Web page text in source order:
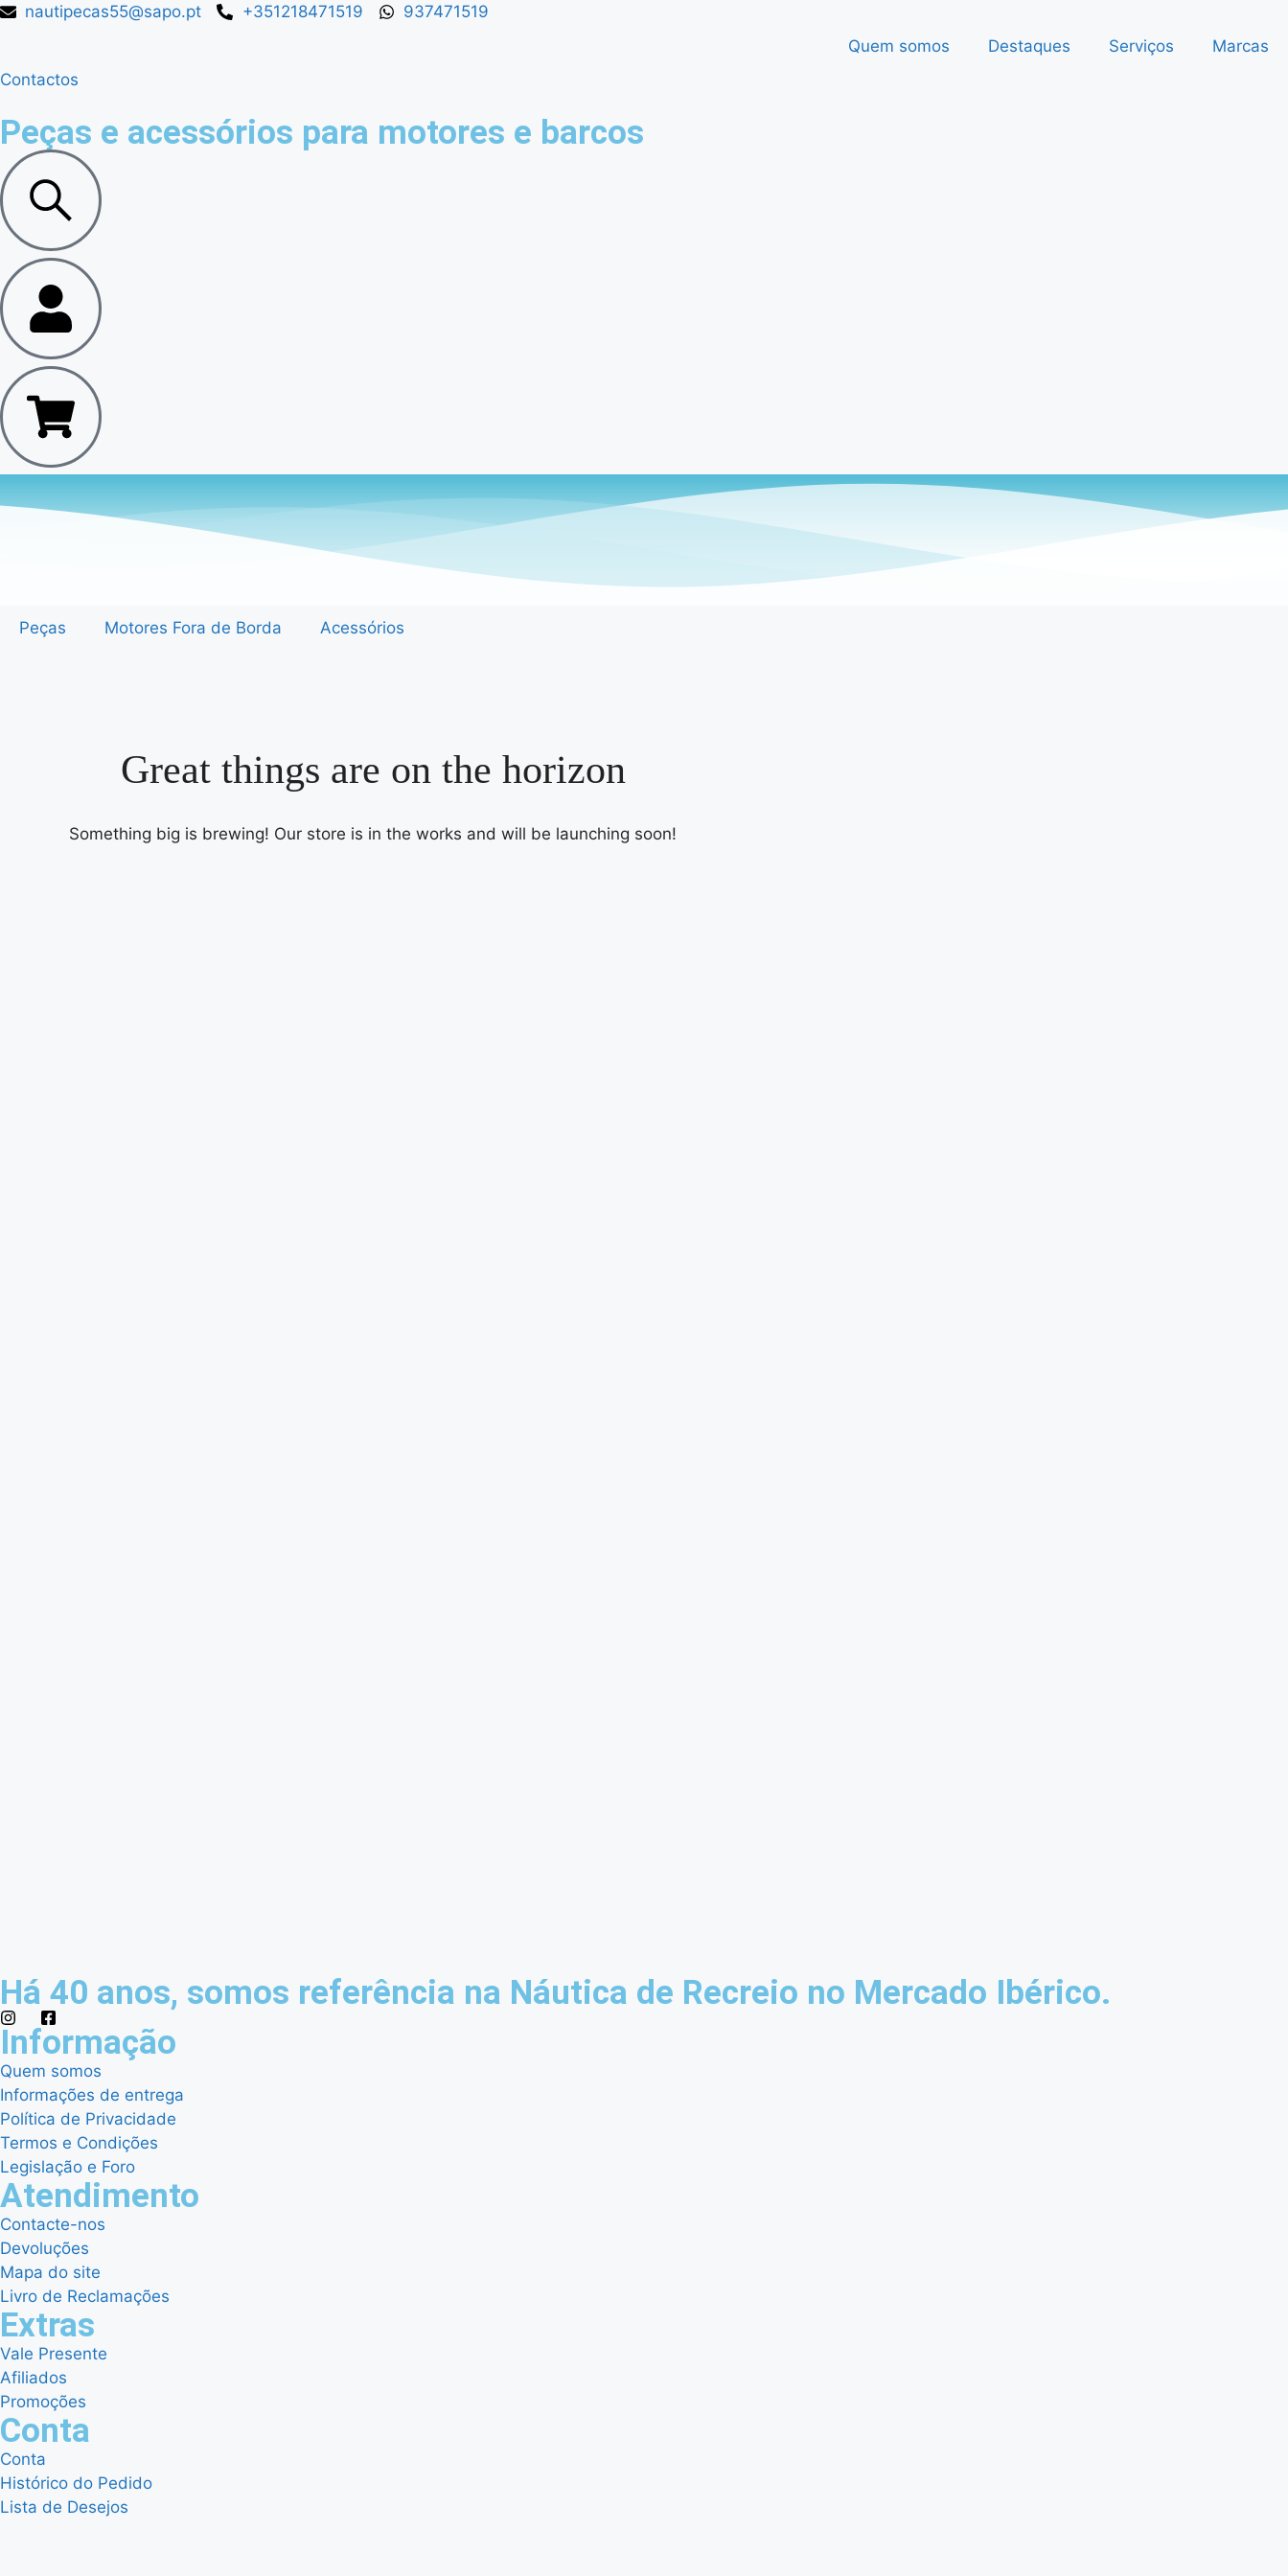
nautipecas55@sapo.pt +351218471519
937471519
Quem somos
Destaques Serviços
Marcas
Contactos
Peças e acessórios para motores e barcos
Peças Motores Fora de Borda Acessórios
Great things are on the horizon
Something big is brewing! Our store is in the works and will be launching soon!
Há 40 anos, somos referência na Náutica de Recreio no Mercado Ibérico.
Informação
Quem somos
Informações de entrega
Política de Privacidade
Termos e Condições
Legislação e Foro
Atendimento
Contacte-nos
Devoluções
Mapa do site
Livro de Reclamações
Extras
Vale Presente
Afiliados
Promoções
Conta
Conta
Histórico do Pedido
Lista de Desejos